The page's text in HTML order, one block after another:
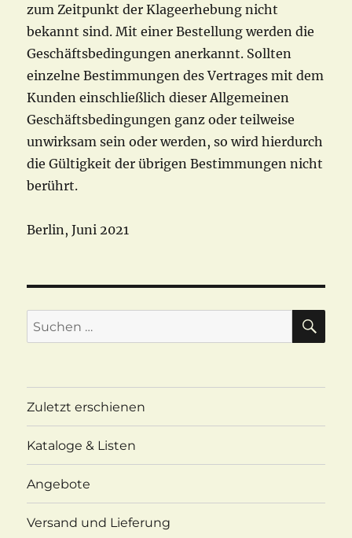
zum Zeitpunkt der Klageerhebung nicht
bekannt sind. Mit einer Bestellung werden die
Geschäftsbedingungen anerkannt. Sollten
einzelne Bestimmungen des Vertrages mit dem
Kunden einschließlich dieser Allgemeinen
Geschäftsbedingungen ganz oder teilweise
unwirksam sein oder werden, so wird hierdurch
die Gültigkeit der übrigen Bestimmungen nicht
berührt.
Berlin, Juni 2021
Suchen
nach:
Zuletzt erschienen
Kataloge & Listen
Angebote
Versand und Lieferung